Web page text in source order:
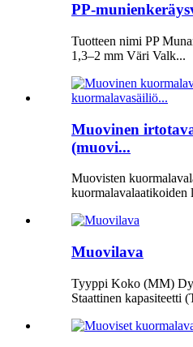
PP-
Tuotteen nimi PP
1,3–2 mm Väri Valk...
Muovinen
(muovi...
Muovisten
kuormalavalaatikoiden
Muovilava
Tyyppi Koko (MM)
Staattinen kapasiteetti